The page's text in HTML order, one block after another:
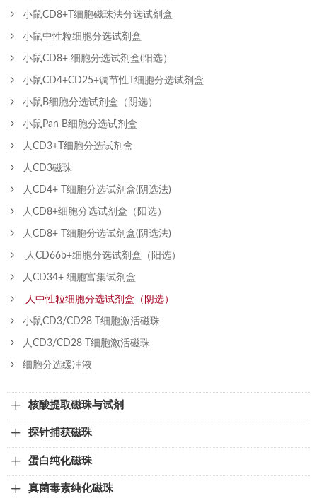
小鼠CD8+T细胞磁珠法分选试剂盒
小鼠中性粒细胞分选试剂盒
小鼠CD8+ 细胞分选试剂盒(阳选）
小鼠CD4+CD25+调节性T细胞分选试剂盒
小鼠B细胞分选试剂盒（阴选）
小鼠Pan B细胞分选试剂盒
人CD3+T细胞分选试剂盒
人CD3磁珠
人CD4+ T细胞分选试剂盒(阴选法)
人CD8+细胞分选试剂盒（阳选）
人CD8+ T细胞分选试剂盒(阴选法)
人CD66b+细胞分选试剂盒（阳选）
人CD34+ 细胞富集试剂盒
人中性粒细胞分选试剂盒（阴选）
小鼠CD3/CD28 T细胞激活磁珠
人CD3/CD28 T细胞激活磁珠
细胞分选缓冲液
核酸提取磁珠与试剂
探针捕获磁珠
蛋白纯化磁珠
真菌毒素纯化磁珠